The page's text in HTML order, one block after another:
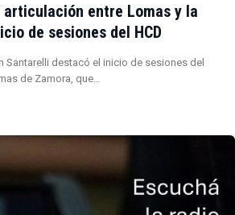
entre Lomas y la
de sesiones del HCD
Santarelli destacó el inicio de sesiones del
de Zamora, que…